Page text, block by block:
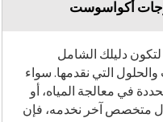
أكواسوست
لتكون دليلك الشامل
التي نقدمها. سواء
في معالجة المياه، أو
متخصص آخر نخدمه، فإن